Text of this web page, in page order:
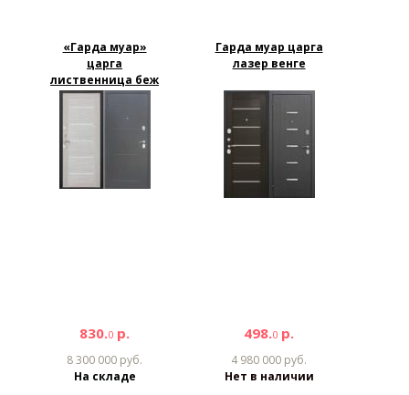
«Гарда муар»
царга
лиственница беж
830.0 р.
8 300 000 руб.
На складе
Гарда муар царга
лазер венге
498.0 р.
4 980 000 руб.
Нет в наличии